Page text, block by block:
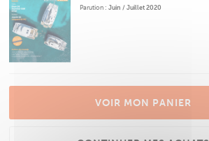
Parution : Juin / Juillet 2020
VOIR MON PANIER